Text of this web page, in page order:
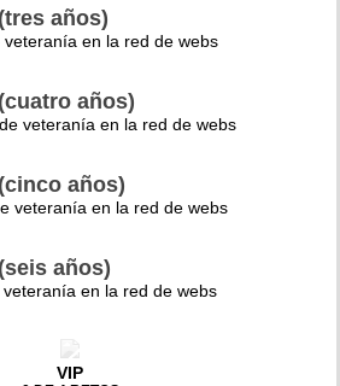
años)
veteranía en la red de webs
años)
veteranía en la red de webs
años)
veteranía en la red de webs
años)
en la red de webs
VIP